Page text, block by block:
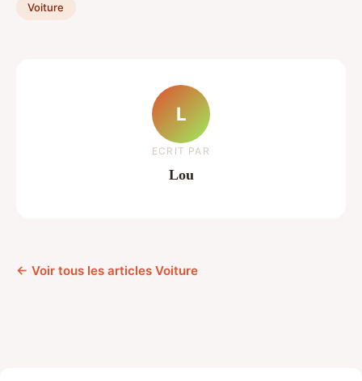
Voiture
L
ECRIT PAR
Lou
← Voir tous les articles Voiture